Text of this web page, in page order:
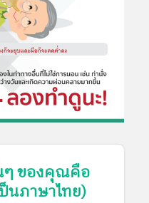
ๆ ของคุณคือ
นภาษาไทย)